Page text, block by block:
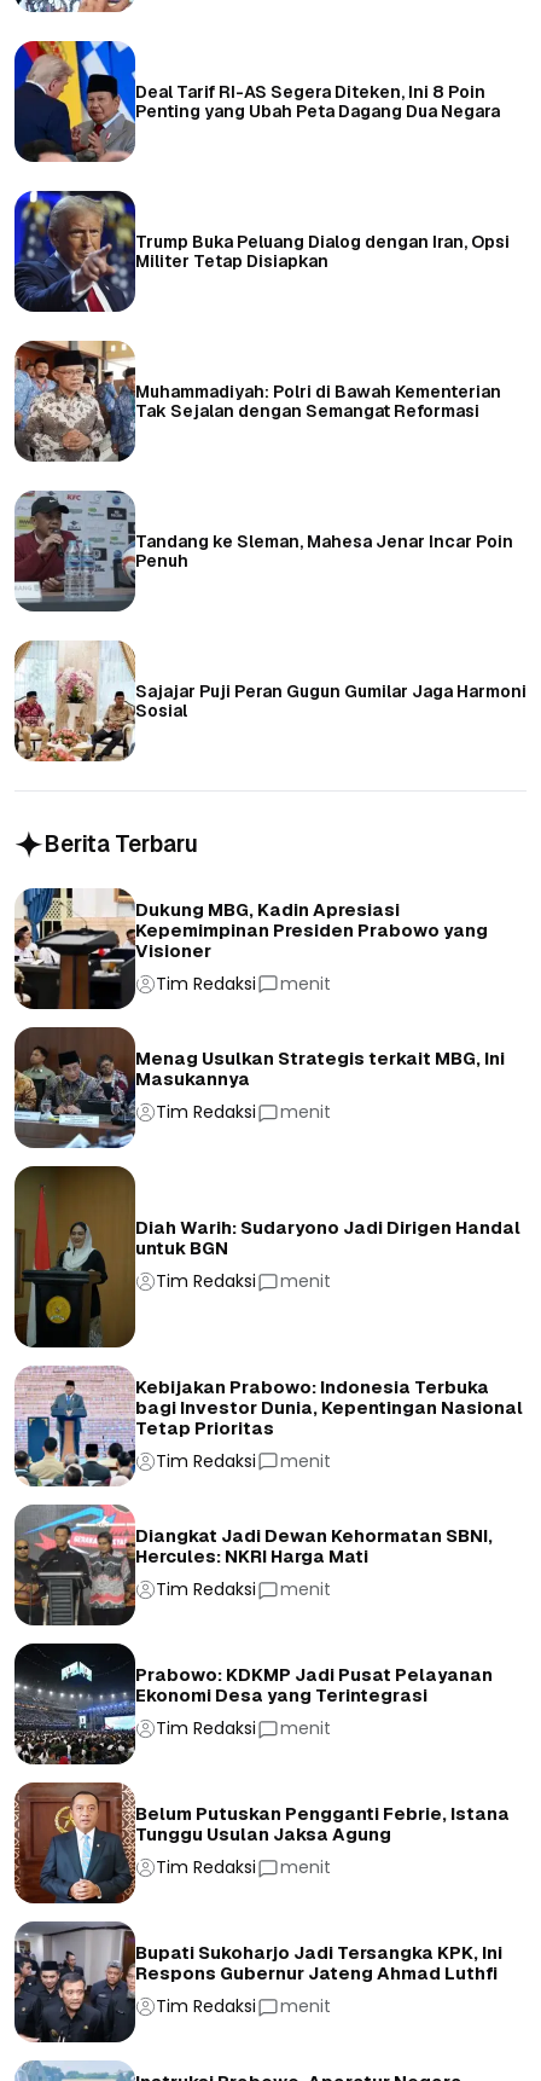
Deal Tarif RI-AS Segera Diteken, Ini 8 Poin
Penting yang Ubah Peta Dagang Dua Negara
Trump Buka Peluang Dialog dengan Iran, Opsi
Militer Tetap Disiapkan
Muhammadiyah: Polri di Bawah Kementerian
Tak Sejalan dengan Semangat Reformasi
Tandang ke Sleman, Mahesa Jenar Incar Poin
Penuh
Sajajar Puji Peran Gugun Gumilar Jaga Harmoni
Sosial
Berita Terbaru
Dukung MBG, Kadin Apresiasi
Kepemimpinan Presiden Prabowo yang
Visioner
Tim Redaksi menit
Menag Usulkan Strategis terkait MBG, Ini
Masukannya
Tim Redaksi menit
Diah Warih: Sudaryono Jadi Dirigen Handal
untuk BGN
Tim Redaksi menit
Kebijakan Prabowo: Indonesia Terbuka
bagi Investor Dunia, Kepentingan Nasional
Tetap Prioritas
Tim Redaksi menit
Diangkat Jadi Dewan Kehormatan SBNI,
Hercules: NKRI Harga Mati
Tim Redaksi menit
Prabowo: KDKMP Jadi Pusat Pelayanan
Ekonomi Desa yang Terintegrasi
Tim Redaksi menit
Belum Putuskan Pengganti Febrie, Istana
Tunggu Usulan Jaksa Agung
Tim Redaksi menit
Bupati Sukoharjo Jadi Tersangka KPK, Ini
Respons Gubernur Jateng Ahmad Luthfi
Tim Redaksi menit